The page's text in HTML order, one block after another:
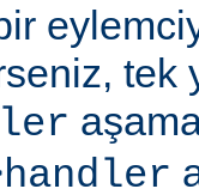
tek